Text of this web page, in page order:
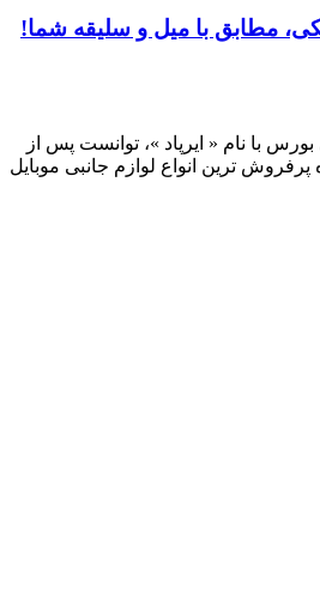
با میل و سلیقه شما!
« ایرپاد »، توانست پس از
انواع لوازم جانبی موبایل